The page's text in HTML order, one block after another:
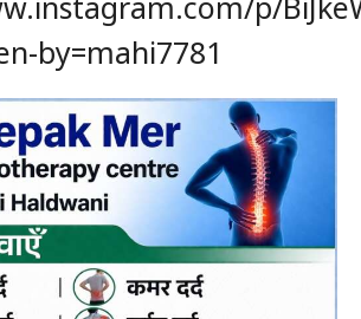
by=mahi7781